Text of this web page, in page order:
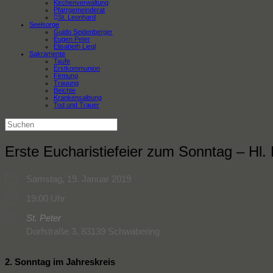
Kirchenverwaltung
Pfarrgemeinderat
St. Leonhard
Seelsorge
Guido Seidenberger
Eugen Peter
Elisabeth Liegl
Sakramente
Taufe
Erstkommunion
Firmung
Trauung
Beichte
Krankensalbung
Tod und Trauer
Suchen
nach:
Erste Eucharistiefeier zum Sonntag – Hl.
Samstag, 19. Januar 2019
19:00 Uhr
St. Peter
Dorfstraße 3, 83139 Schwabering
2. Sonntag im Jahreskreis